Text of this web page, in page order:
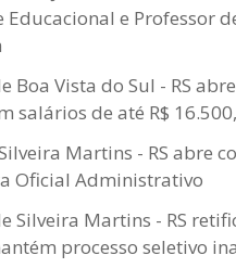
Educacional e Professor
Boa Vista do Sul - RS
salários de até R$
Martins - RS abre
Oficial Administrativo
Silveira Martins - RS
processo seletivo